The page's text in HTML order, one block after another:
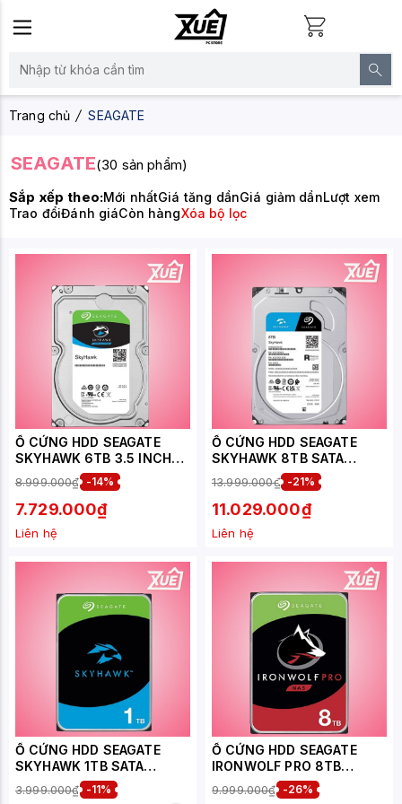
Trang chủ SEAGATE
SEAGATE(30 sản phẩm)
Sắp xếp theo:Mới nhấtGiá tăng dầnGiá giảm dầnLượt xem
Trao đổiĐánh giáCòn hàngXóa bộ lọc
Ổ CỨNG HDD SEAGATE
SKYHAWK 6TB 3.5 INCH
SATA (ST6000VX009)
8.999.000₫ -14%
7.729.000₫
Liên hệ
Ổ CỨNG HDD SEAGATE
SKYHAWK 8TB SATA
5400RPM 256MB CACHE
(ST8000VX010)
13.999.000₫ -21%
11.029.000₫
Liên hệ
Ổ CỨNG HDD SEAGATE
SKYHAWK 1TB SATA
5900RPM 64MB CACHE
(ST1000VX013)
3.999.000₫ -11%
Ổ CỨNG HDD SEAGATE
IRONWOLF PRO 8TB
(ST8000NE001) NAS
9.999.000₫ -26%